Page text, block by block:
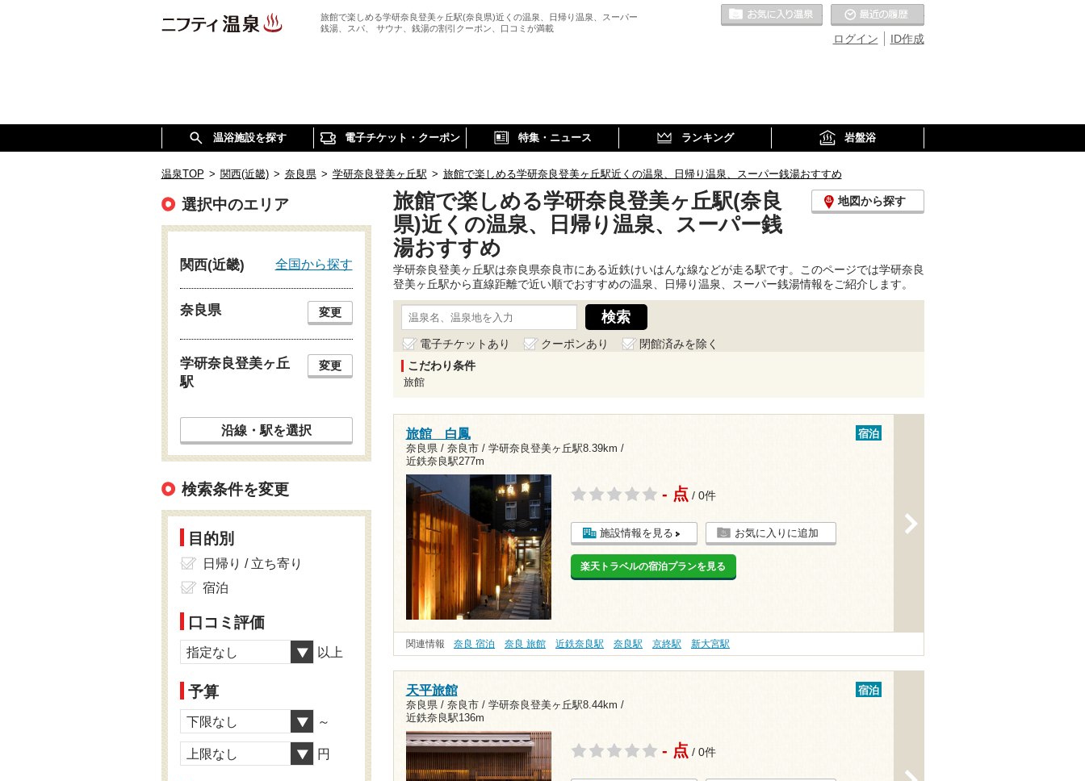
旅館で楽しめる学研奈良登美ヶ丘駅(奈良県)近くの温泉、日帰り温泉、スーパー
銭湯、スパ、 サウナ、銭湯の割引クーポン、口コミが満載
ID作成
ログイン
お気に入りの温泉
温浴施設を探す 電子チケット・クーポン 特集・ニュース ランキング 岩盤浴
温泉TOP > 関西(近畿) > 奈良県 > 学研奈良登美ヶ丘駅 > 旅館で楽しめる学研奈良登美ヶ丘駅近くの温泉、日帰り温泉、スーパー銭湯おすすめ
旅館で楽しめる学研奈良登美ヶ丘駅(奈良
県)近くの温泉、日帰り温泉、スーパー銭
湯おすすめ
地図から探す
学研奈良登美ヶ丘駅は奈良県奈良市にある近鉄けいはんな線などが走る駅です。このページでは学研奈良
登美ヶ丘駅から直線距離で近い順でおすすめの温泉、日帰り温泉、スーパー銭湯情報をご紹介します。
電子チケットあり クーポンあり
閉館済みを除く
こだわり条件
旅館
旅館 白鳳
奈良県 / 奈良市 / 学研奈良登美ヶ丘駅8.39km /
近鉄奈良駅277m
宿泊
- 点 / 0件
施設情報を見る お気に入りに追加
楽天トラベルの宿泊プランを見る
関連情報 奈良 宿泊 奈良 旅館 近鉄奈良駅 奈良駅 京終駅 新大宮駅
天平旅館
奈良県 / 奈良市 / 学研奈良登美ヶ丘駅8.44km /
近鉄奈良駅136m
宿泊
- 点 / 0件
選択中のエリア
関西(近畿) 全国から探す
奈良県 変更
学研奈良登美ヶ丘
駅
変更
沿線・駅を選択
検索条件を変更
目的別
日帰り / 立ち寄り
宿泊
口コミ評価
指定なし 以上
予算
下限なし ～
上限なし 円